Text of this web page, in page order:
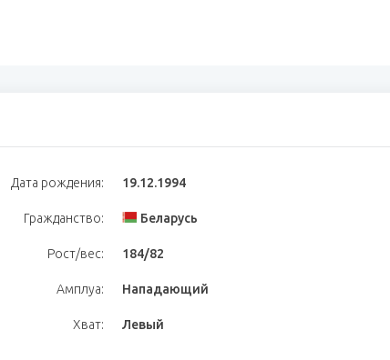
Дата рождения: 19.12.1994
Гражданство: Беларусь
Рост/вес: 184/82
Амплуа: Нападающий
Хват: Левый